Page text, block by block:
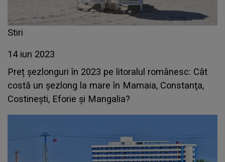
Stiri
14 iun 2023
Preț șezlonguri în 2023 pe litoralul românesc: Cât
costă un şezlong la mare în Mamaia, Constanţa,
Costineşti, Eforie şi Mangalia?